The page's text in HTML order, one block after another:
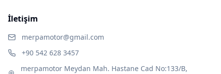
İletişim
merpamotor@gmail.com
+90 542 628 3457
merpamotor Meydan Mah. Hastane Cad No:133/B,